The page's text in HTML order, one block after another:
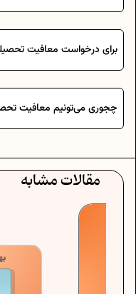
برای درخواست معافیت
چجوری می‌تونیم معافیت
مقالات مشابه